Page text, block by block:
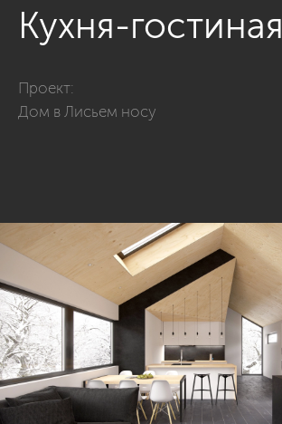
Кухня-гостиная
Проект:
Дом в Лисьем носу